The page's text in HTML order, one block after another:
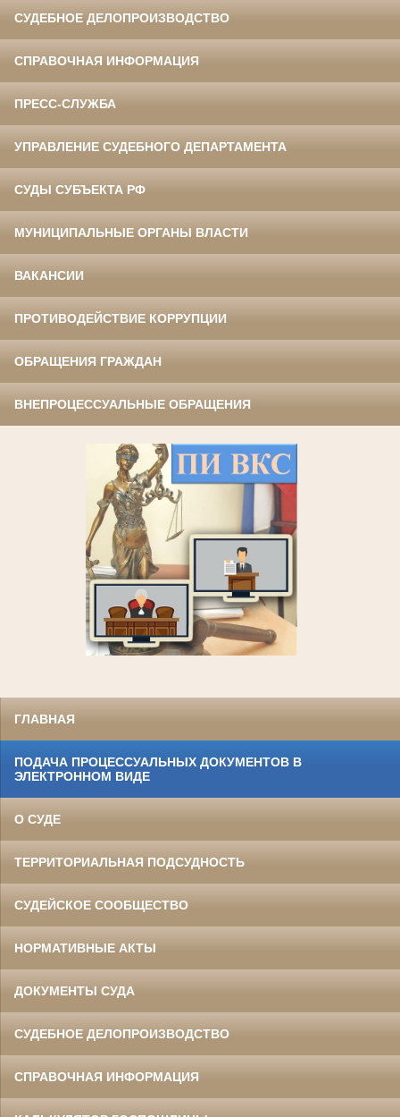
СУДЕБНОЕ ДЕЛОПРОИЗВОДСТВО
СПРАВОЧНАЯ ИНФОРМАЦИЯ
ПРЕСС-СЛУЖБА
УПРАВЛЕНИЕ СУДЕБНОГО ДЕПАРТАМЕНТА
СУДЫ СУБЪЕКТА РФ
МУНИЦИПАЛЬНЫЕ ОРГАНЫ ВЛАСТИ
ВАКАНСИИ
ПРОТИВОДЕЙСТВИЕ КОРРУПЦИИ
ОБРАЩЕНИЯ ГРАЖДАН
ВНЕПРОЦЕССУАЛЬНЫЕ ОБРАЩЕНИЯ
ГЛАВНАЯ
ПОДАЧА ПРОЦЕССУАЛЬНЫХ ДОКУМЕНТОВ В
ЭЛЕКТРОННОМ ВИДЕ
О СУДЕ
ТЕРРИТОРИАЛЬНАЯ ПОДСУДНОСТЬ
СУДЕЙСКОЕ СООБЩЕСТВО
НОРМАТИВНЫЕ АКТЫ
ДОКУМЕНТЫ СУДА
СУДЕБНОЕ ДЕЛОПРОИЗВОДСТВО
СПРАВОЧНАЯ ИНФОРМАЦИЯ